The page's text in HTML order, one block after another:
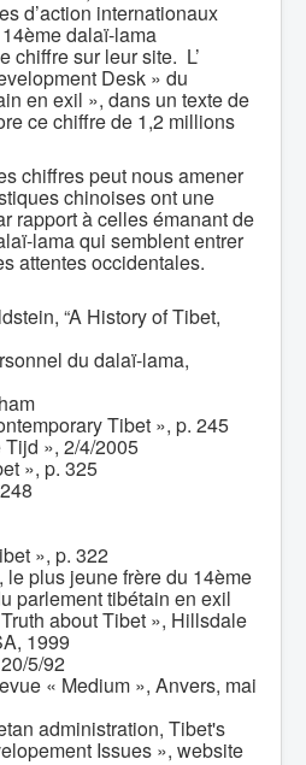
d’action internationaux
dalaï-lama
chiffre sur leur site. L’
Desk » du
en exil », dans un texte de
ce chiffre de 1,2 millions
chiffres peut nous amener
chinoises ont une
rapport à celles émanant de
lama qui semblent entrer
attentes occidentales.
“A History of Tibet,
du dalaï-lama,
Tibet », p. 245
», 2/4/2005
», p. 325
», p. 322
le plus jeune frère du 14ème
parlement tibétain en exil
about Tibet », Hillsdale
1999
5/92
« Medium », Anvers, mai
administration, Tibet's
Issues », website